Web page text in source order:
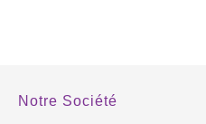
Notre Société